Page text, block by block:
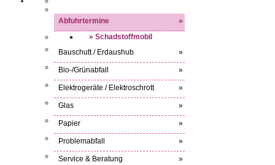
Abfuhrtermine
»
» Schadstoffmobil
Bauschutt / Erdaushub
»
Bio-/Grünabfall »
Elektrogeräte / Elektroschrott »
Glas »
Papier »
Problemabfall »
Service & Beratung »